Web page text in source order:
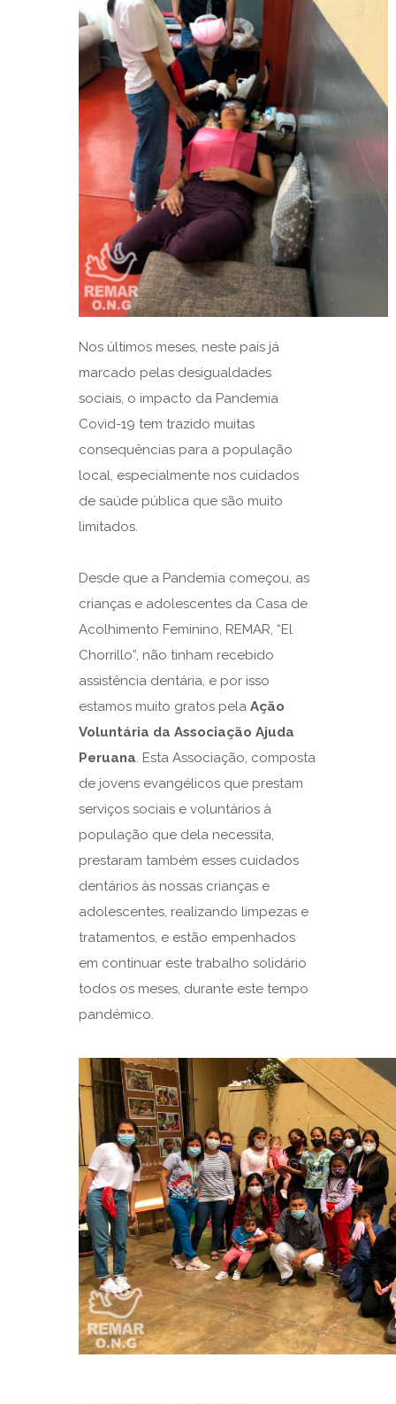
Nos últimos meses, neste país já
marcado pelas desigualdades
sociais, o impacto da Pandemia
Covid-19 tem trazido muitas
consequências para a população
local, especialmente nos cuidados
de saúde pública que são muito
limitados.
Desde que a Pandemia começou, as
crianças e adolescentes da Casa de
Acolhimento Feminino, REMAR, “El
Chorrillo”, não tinham recebido
assistência dentária, e por isso
estamos muito gratos pela Ação
Voluntária da Associação Ajuda
Peruana. Esta Associação, composta
de jovens evangélicos que prestam
serviços sociais e voluntários à
população que dela necessita,
prestaram também esses cuidados
dentários às nossas crianças e
adolescentes, realizando limpezas e
tratamentos, e estão empenhados
em continuar este trabalho solidário
todos os meses, durante este tempo
pandémico.